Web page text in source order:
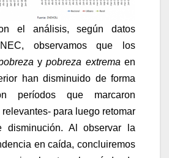
el análisis, según datos
observamos que los
ypobreza extrema en
han disminuido de forma
períodos que marcaron
para luego retomar
disminución. Al observar la
en caída, concluiremos